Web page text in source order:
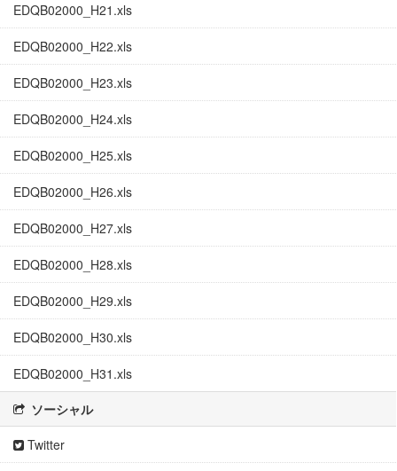
EDQB02000_H21.xls
EDQB02000_H22.xls
EDQB02000_H23.xls
EDQB02000_H24.xls
EDQB02000_H25.xls
EDQB02000_H26.xls
EDQB02000_H27.xls
EDQB02000_H28.xls
EDQB02000_H29.xls
EDQB02000_H30.xls
EDQB02000_H31.xls
ソーシャル
Twitter